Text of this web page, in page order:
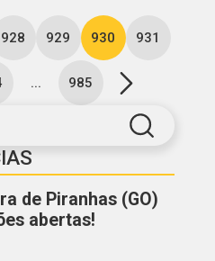
de Piranhas (GO)
abertas!
928 929 930 931
... 985